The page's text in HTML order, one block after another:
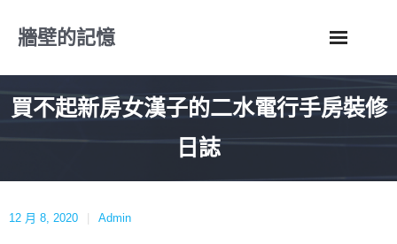
牆壁的記憶
買不起新房女漢子的二水電行手房裝修
日誌
12 月 8, 2020 Admin